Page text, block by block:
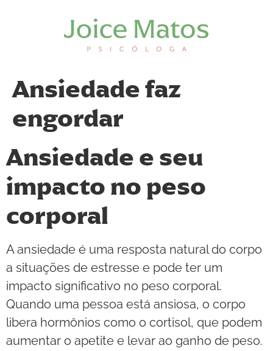
Ansiedade faz
engordar
Ansiedade e seu
impacto no peso
corporal
A ansiedade é uma resposta natural do corpo
a situações de estresse e pode ter um
impacto significativo no peso corporal.
Quando uma pessoa está ansiosa, o corpo
libera hormônios como o cortisol, que podem
aumentar o apetite e levar ao ganho de peso.